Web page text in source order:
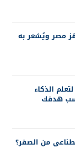
مصر ويُشعر به
الذكاء
هدفك
من الصفر؟